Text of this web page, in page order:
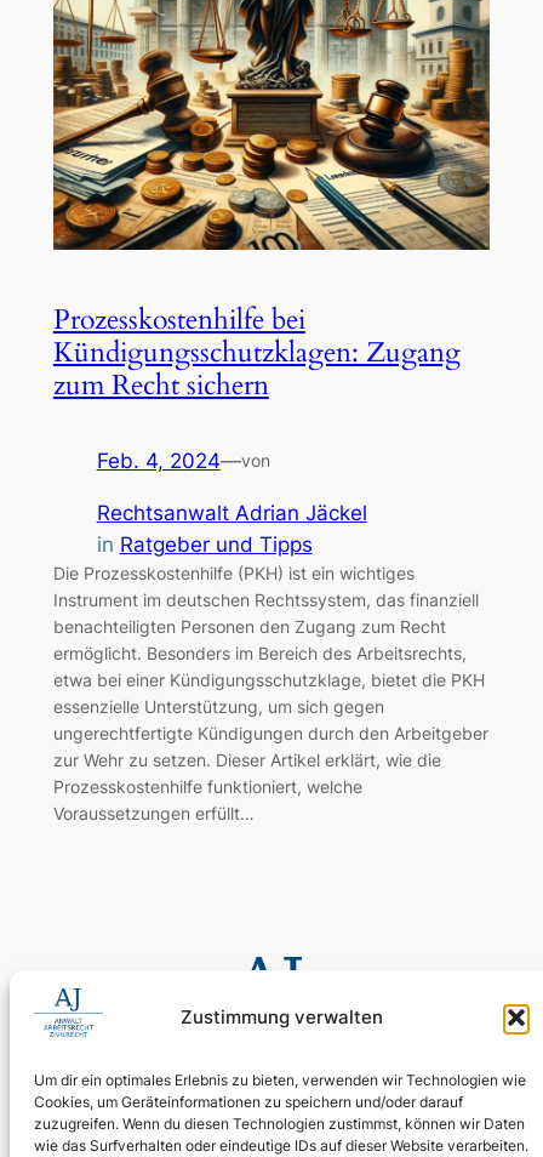
Zustimmung verwalten
Um dir ein optimales Erlebnis zu bieten, verwenden wir Technologien wie
Cookies, um Geräteinformationen zu speichern und/oder darauf
zuzugreifen. Wenn du diesen Technologien zustimmst, können wir Daten
wie das Surfverhalten oder eindeutige IDs auf dieser Website verarbeiten.
Prozesskostenhilfe bei
Kündigungsschutzklagen: Zugang
zum Recht sichern
Feb. 4, 2024—von
Rechtsanwalt Adrian Jäckel
in Ratgeber und Tipps
Die Prozesskostenhilfe (PKH) ist ein wichtiges
Instrument im deutschen Rechtssystem, das finanziell
benachteiligten Personen den Zugang zum Recht
ermöglicht. Besonders im Bereich des Arbeitsrechts,
etwa bei einer Kündigungsschutzklage, bietet die PKH
essenzielle Unterstützung, um sich gegen
ungerechtfertigte Kündigungen durch den Arbeitgeber
zur Wehr zu setzen. Dieser Artikel erklärt, wie die
Prozesskostenhilfe funktioniert, welche
Voraussetzungen erfüllt…
0155 60 11 80 35
Digitale Assistenz: 030 4397 9215 90